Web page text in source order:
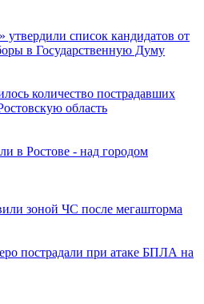
утвердили список кандидатов от
в Государственную Думу
количество пострадавших
область
в Ростове - над городом
зоной ЧС после мегашторма
пострадали при атаке БПЛА на